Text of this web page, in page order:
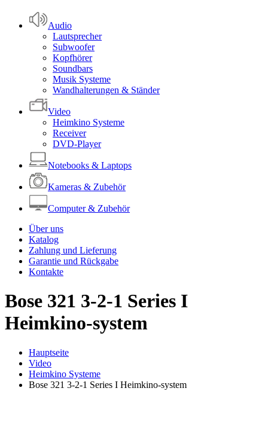
Audio
Lautsprecher
Subwoofer
Kopfhörer
Soundbars
Musik Systeme
Wandhalterungen & Ständer
Video
Heimkino Systeme
Receiver
DVD-Player
Notebooks & Laptops
Kameras & Zubehör
Computer & Zubehör
Über uns
Katalog
Zahlung und Lieferung
Garantie und Rückgabe
Kontakte
Bose 321 3-2-1 Series I
Heimkino-system
Hauptseite
Video
Heimkino Systeme
Bose 321 3-2-1 Series I Heimkino-system